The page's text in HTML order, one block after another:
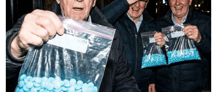
Harap bantu kajian selidik kami dan
dapatkan baucar tunai.
×
Apakah status hubungan anda?
Bujang Kahwin
Masuk | Daftar VPoints:0